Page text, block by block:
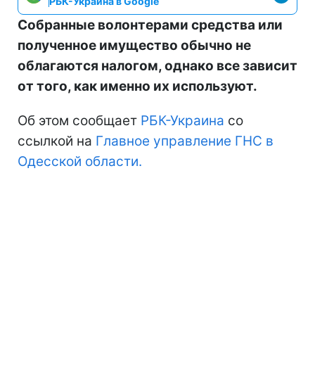
Собранные волонтерами средства или
полученное имущество обычно не
облагаются налогом, однако все зависит
от того, как именно их используют.
Об этом сообщает РБК-Украина со
ссылкой на Главное управление ГНС в
Одесской области.